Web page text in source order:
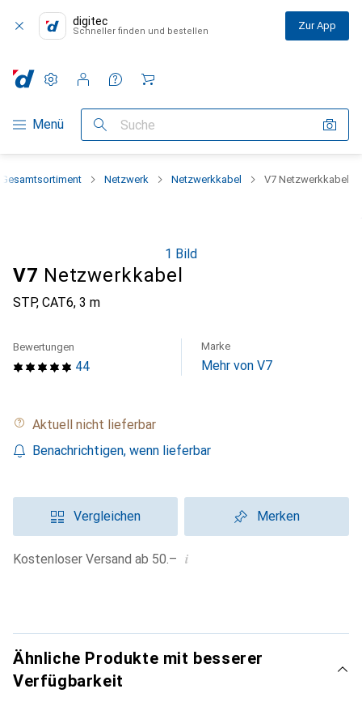
digitec
Schneller finden und bestellen Zur App
Navigation nach Kategorien
Menü Suche
Einstellungen
Kundenkonto
Vergleichslisten
Merklisten
Warenkorb
Gesamtsortiment Netzwerk Netzwerkkabel V7 Netzwerkkabel
1 Bild
V7 Netzwerkkabel
STP, CAT6, 3 m
44
Bewertungen Marke
Mehr von V7
Aktuell nicht lieferbar
Benachrichtigen, wenn lieferbar
Vergleichen Merken
Kostenloser Versand ab 50.– i
Ähnliche Produkte mit besserer
Verfügbarkeit